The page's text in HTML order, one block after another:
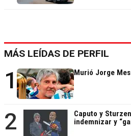
MÁS LEÍDAS DE PERFIL
1 Murió Jorge
2
Caputo y
indemnizar y